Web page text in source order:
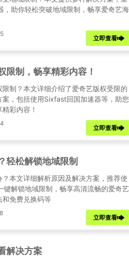
，助你轻松突破地域限制，畅享爱奇艺海
立即查看
限制，畅享精彩内容！
制？本文详细介绍了爱奇艺版权受限的
案，包括使用Sixfast回国加速器等，助您
彩内容！
立即查看
轻松解锁地域限制
本文详细解析原因及解决方案，推荐使
键解锁地域限制，畅享高清流畅的爱奇艺
和免费兑换码等
立即查看
解决方案